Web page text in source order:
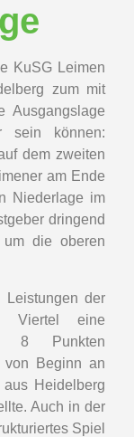
KuSG Leimen
zum mit
Ausgangslage
sein können:
dem zweiten
am Ende
Niederlage im
dringend
die oberen
Leistungen der
Viertel eine
8 Punkten
von Beginn an
Heidelberg
Auch in der
Spiel